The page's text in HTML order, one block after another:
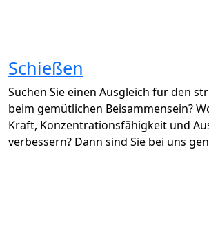
Schießen
Suchen Sie einen Ausgleich für den
beim gemütlichen Beisammensein?
Kraft, Konzentrationsfähigkeit und
verbessern? Dann sind Sie bei uns